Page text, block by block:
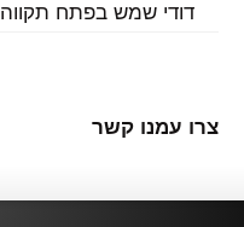
דודי שמש בפתח תקווה
צרו עמנו קשר